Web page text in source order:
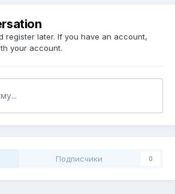
register later. If you have an account,
your account.
Подписчики 0